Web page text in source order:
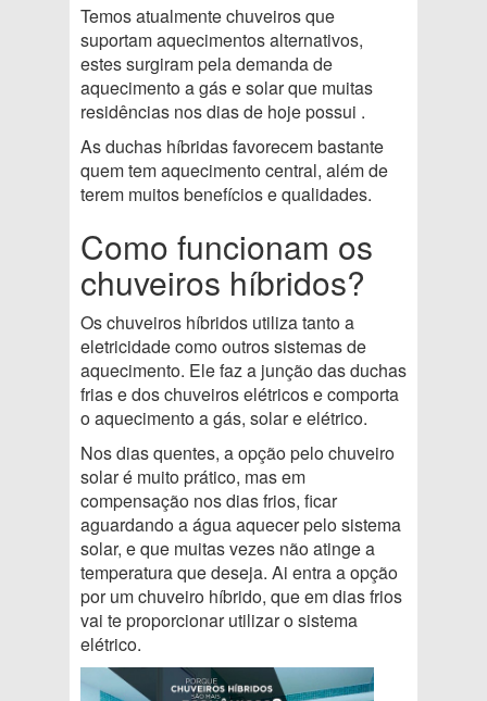
Temos atualmente chuveiros que
suportam aquecimentos alternativos,
estes surgiram pela demanda de
aquecimento a gás e solar que muitas
residências nos dias de hoje possui .
As duchas híbridas favorecem bastante
quem tem aquecimento central, além de
terem muitos benefícios e qualidades.
Como funcionam os
chuveiros híbridos?
Os chuveiros híbridos utiliza tanto a
eletricidade como outros sistemas de
aquecimento. Ele faz a junção das duchas
frias e dos chuveiros elétricos e comporta
o aquecimento a gás, solar e elétrico.
Nos dias quentes, a opção pelo chuveiro
solar é muito prático, mas em
compensação nos dias frios, ficar
aguardando a água aquecer pelo sistema
solar, e que muitas vezes não atinge a
temperatura que deseja. Ai entra a opção
por um chuveiro híbrido, que em dias frios
vai te proporcionar utilizar o sistema
elétrico.